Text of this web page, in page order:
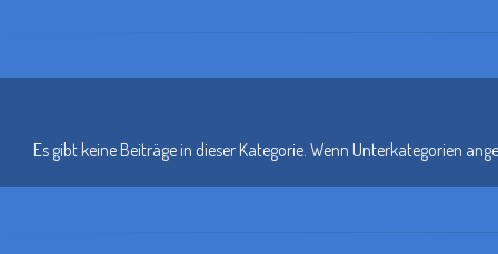
Es gibt keine Beiträge in dieser Kategorie. Wenn Unterkategorien